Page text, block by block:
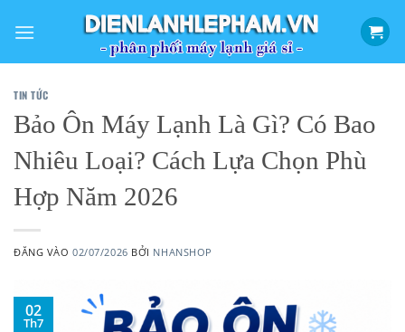
qua
TIN TỨC
Bảo Ôn Máy Lạnh Là Gì? Có Bao
Nhiêu Loại? Cách Lựa Chọn Phù
Hợp Năm 2026
ĐĂNG VÀO02/07/2026 BỞI NHANSHOP
02
Th7